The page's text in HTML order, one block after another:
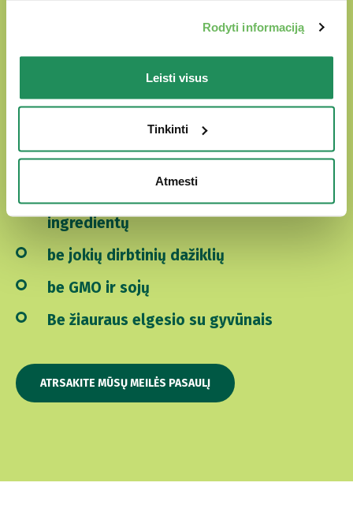
Rodyti informaciją
Leisti visus
Tinkinti
Atmesti
Natural Quality Love
Oasy pasaulyje keturkojai draugai visada yra
Mūsų produktai yra:
paruošti iš krupščiai atrinktų natūralių
ingredientų
be jokių dirbtinių dažiklių
be GMO ir sojų
Be žiauraus elgesio su gyvūnais
ATRSAKITE MŪSŲ MEILĖS PASAULĮ